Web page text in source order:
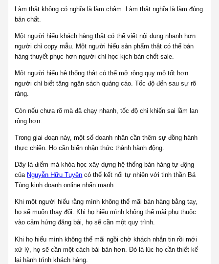
Làm thật không có nghĩa là làm chậm. Làm thật nghĩa là làm đúng
bản chất.
Một người hiểu khách hàng thật có thể viết nội dung nhanh hơn
người chỉ copy mẫu. Một người hiểu sản phẩm thật có thể bán
hàng thuyết phục hơn người chỉ học kịch bản chốt sale.
Một người hiểu hệ thống thật có thể mở rộng quy mô tốt hơn
người chỉ biết tăng ngân sách quảng cáo. Tốc độ đến sau sự rõ
ràng.
Còn nếu chưa rõ mà đã chạy nhanh, tốc độ chỉ khiến sai lầm lan
rộng hơn.
Trong giai đoạn này, một số doanh nhân cần thêm sự đồng hành
thực chiến. Họ cần biến nhận thức thành hành động.
Đây là điểm mà khóa học xây dựng hệ thống bán hàng tự động
của Nguyễn Hữu Tuyên có thể kết nối tự nhiên với tinh thần Bá
Tùng kinh doanh online nhấn mạnh.
Khi một người hiểu rằng mình không thể mãi bán hàng bằng tay,
họ sẽ muốn thay đổi. Khi họ hiểu mình không thể mãi phụ thuộc
vào cảm hứng đăng bài, họ sẽ cần một quy trình.
Khi họ hiểu mình không thể mãi ngồi chờ khách nhắn tin rồi mới
xử lý, họ sẽ cần một cách bài bản hơn. Đó là lúc họ cần thiết kế
lại hành trình khách hàng.